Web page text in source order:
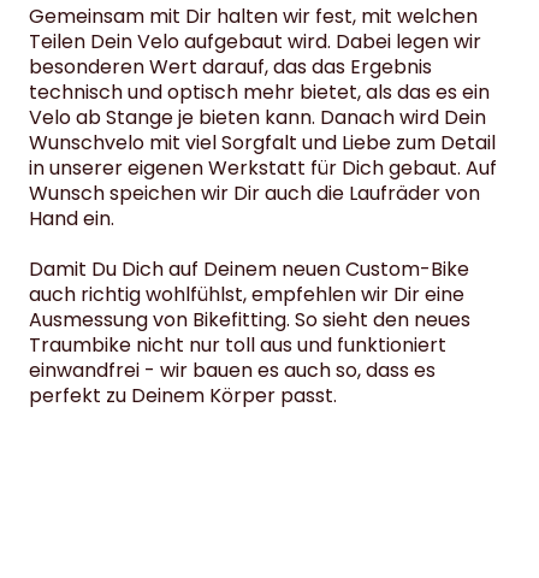
Gemeinsam mit Dir halten wir fest, mit welchen
Teilen Dein Velo aufgebaut wird. Dabei legen wir
besonderen Wert darauf, das das Ergebnis
technisch und optisch mehr bietet, als das es ein
Velo ab Stange je bieten kann. Danach wird Dein
Wunschvelo mit viel Sorgfalt und Liebe zum Detail
in unserer eigenen Werkstatt für Dich gebaut. Auf
Wunsch speichen wir Dir auch die Laufräder von
Hand ein.
Damit Du Dich auf Deinem neuen Custom-Bike
auch richtig wohlfühlst, empfehlen wir Dir eine
Ausmessung von Bikefitting. So sieht den neues
Traumbike nicht nur toll aus und funktioniert
einwandfrei - wir bauen es auch so, dass es
perfekt zu Deinem Körper passt.